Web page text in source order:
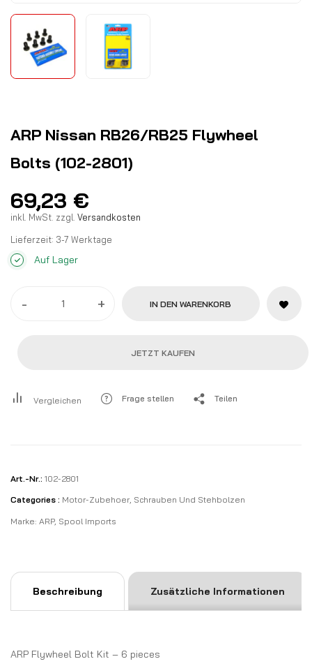
ARP Nissan RB26/RB25 Flywheel
Bolts (102-2801)
69,23 €
inkl. MwSt. zzgl. Versandkosten
Lieferzeit: 3-7 Werktage
Auf Lager
- + IN DEN WARENKORB
JETZT KAUFEN
Vergleichen Frage stellen Teilen
Art.-Nr.: 102-2801
Categories : Motor-Zubehoer, Schrauben Und Stehbolzen
Marke: ARP, Spool Imports
Beschreibung Zusätzliche Informationen
ARP Flywheel Bolt Kit – 6 pieces